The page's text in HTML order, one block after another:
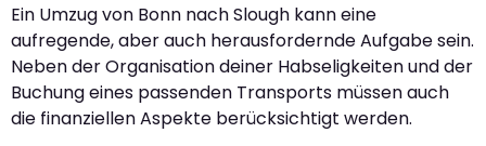
Ein Umzug von Bonn nach Slough kann eine
aufregende, aber auch herausfordernde Aufgabe sein.
Neben der Organisation deiner Habseligkeiten und der
Buchung eines passenden Transports müssen auch
die finanziellen Aspekte berücksichtigt werden.